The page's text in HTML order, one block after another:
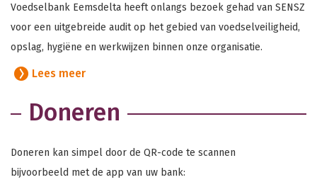
Voedselbank Eemsdelta heeft onlangs bezoek gehad van SENSZ
voor een uitgebreide audit op het gebied van voedselveiligheid,
opslag, hygiëne en werkwijzen binnen onze organisatie.
Lees meer
Doneren
Doneren kan simpel door de QR-code te scannen
bijvoorbeeld met de app van uw bank: